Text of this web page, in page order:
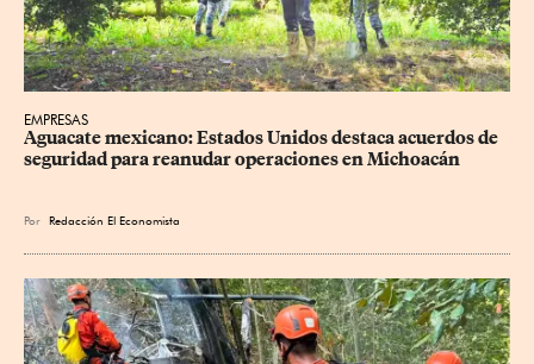
EMPRESAS
Aguacate mexicano: Estados Unidos destaca acuerdos de
seguridad para reanudar operaciones en Michoacán
Por Redacción El Economista